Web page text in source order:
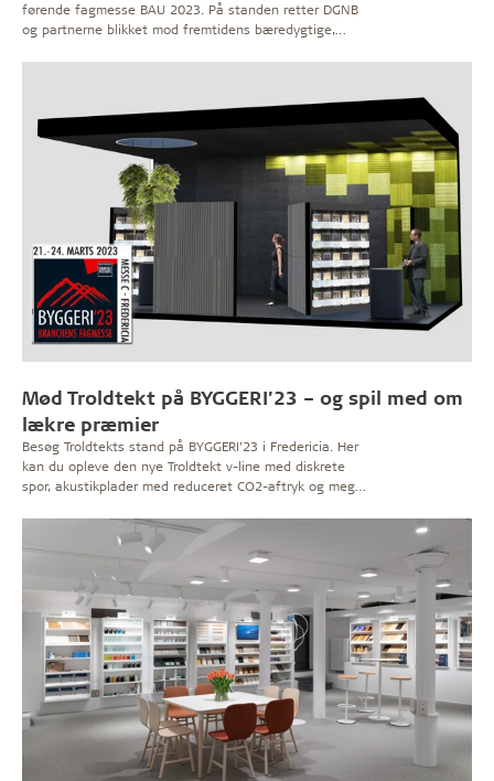
førende fagmesse BAU 2023. På standen retter DGNB
og partnerne blikket mod fremtidens bæredygtige,
Mød Troldtekt på BYGGERI’23 – og spil med om
lækre præmier
Besøg Troldtekts stand på BYGGERI’23 i Fredericia. Her
kan du opleve den nye Troldtekt v-line med diskrete
spor, akustikplader med reduceret CO2-aftryk og meget
kan vinde en middag. Eller deltag i konkurrencen om
pladerne fra standen.